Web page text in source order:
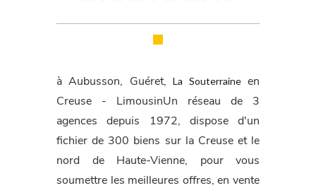
à Aubusson, Guéret,La Souterraineen
Creuse - LimousinUn réseau de 3
agences depuis 1972, dispose d'un
fichier de 300 biens sur la Creuse et le
nord de Haute-Vienne, pour vous
soumettre les meilleures offres, en vente